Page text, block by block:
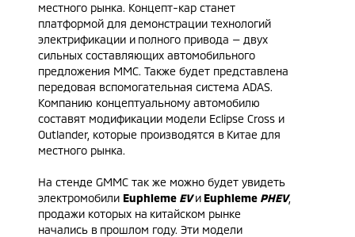
местного рынка. Концепт-кар станет
платформой для демонстрации технологий
электрификации и полного привода — двух
сильных составляющих автомобильного
предложения MMC. Также будет представлена
передовая вспомогательная система ADAS.
Компанию концептуальному автомобилю
составят модификации модели Eclipse Cross и
Outlander, которые производятся в Китае для
местного рынка.
На стенде GMMC так же можно будет увидеть
электромобили Euphieme EVи Euphieme PHEV,
продажи которых на китайском рынке
начались в прошлом году. Эти модели